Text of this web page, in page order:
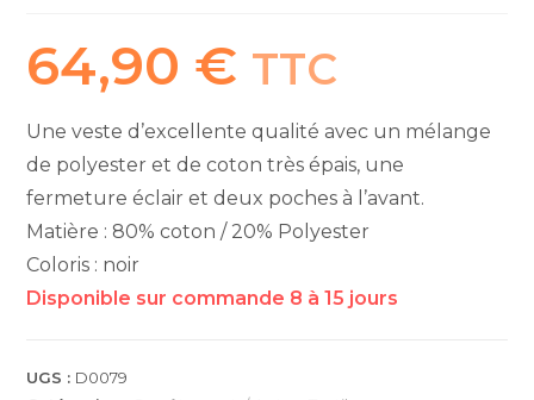
64,90 € TTC
Une veste d’excellente qualité avec un mélange
de polyester et de coton très épais, une
fermeture éclair et deux poches à l’avant.
Matière : 80% coton / 20% Polyester
Coloris : noir
Disponible sur commande 8 à 15 jours
UGS : D0079